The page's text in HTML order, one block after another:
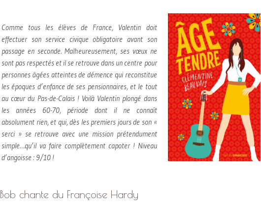
Comme tous les élèves de France, Valentin doit
effectuer son service civique obligatoire avant son
passage en seconde. Malheureusement, ses vœux ne
sont pas respectés et il se retrouve dans un centre pour
personnes âgées atteintes de démence qui reconstitue
les époques d’enfance de ses pensionnaires, et le tout
au cœur du Pas-de-Calais ! Voilà Valentin plongé dans
les années 60-70, période dont il ne connaît
absolument rien, et qui, dès les premiers jours de son «
serci » se retrouve avec une mission prétendument
simple…qu’il va faire complètement capoter ! Niveau
d’angoisse : 9/10 !
Bob chante du Françoise Hardy